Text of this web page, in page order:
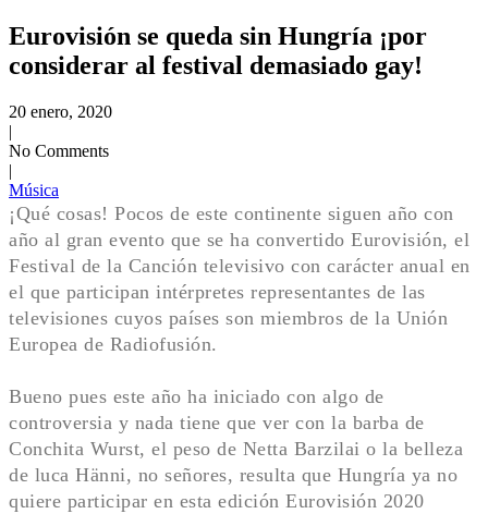
Eurovisión se queda sin Hungría ¡por
considerar al festival demasiado gay!
20 enero, 2020
|
No Comments
|
Música
¡Qué cosas! Pocos de este continente siguen año con
año al gran evento que se ha convertido Eurovisión, el
Festival de la Canción televisivo con carácter anual en
el que participan intérpretes representantes de las
televisiones cuyos países son miembros de la Unión
Europea de Radiofusión.
Bueno pues este año ha iniciado con algo de
controversia y nada tiene que ver con la barba de
Conchita Wurst, el peso de Netta Barzilai o la belleza
de luca Hänni, no señores, resulta que Hungría ya no
quiere participar en esta edición Eurovisión 2020